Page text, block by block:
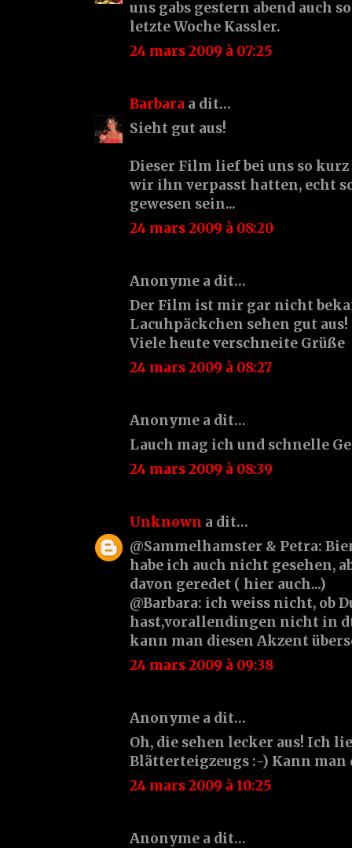
uns gabs gestern abend auch
letzte Woche Kassler.
24 mars 2009 à 07:25
Barbara a dit…
Sieht gut aus!
Dieser Film lief bei uns so
wir ihn verpasst hatten, echt
gewesen sein...
24 mars 2009 à 08:20
Anonyme a dit…
Der Film ist mir gar nicht
Lacuhpäckchen sehen gut aus!
Viele heute verschneite Grüße
24 mars 2009 à 08:27
Anonyme a dit…
Lauch mag ich und schnelle
24 mars 2009 à 08:39
Unknown a dit…
@Sammelhamster & Petra:
habe ich auch nicht gesehen,
davon geredet ( hier auch...)
@Barbara: ich weiss nicht, ob
hast,vorallendingen nicht in
kann man diesen Akzent
24 mars 2009 à 09:38
Anonyme a dit…
Oh, die sehen lecker aus! Ich
Blätterteigzeugs :-) Kann man
24 mars 2009 à 10:25
Anonyme a dit…